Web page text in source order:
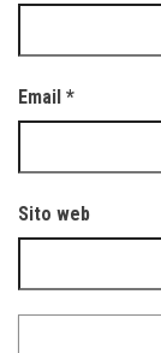
Email *
Sito web